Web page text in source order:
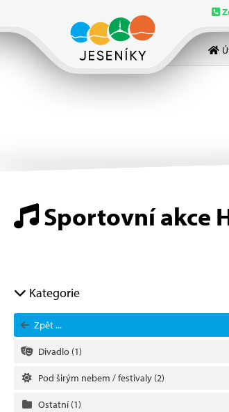
Sportovní akce
Kategorie
Zpět ...
Divadlo (1)
Pod širým nebem / festivaly (2)
Ostatní(1)